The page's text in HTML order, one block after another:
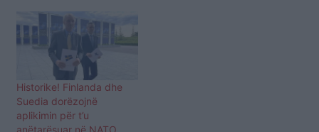
Historike! Finlanda dhe
Suedia dorëzojnë
aplikimin për t’u